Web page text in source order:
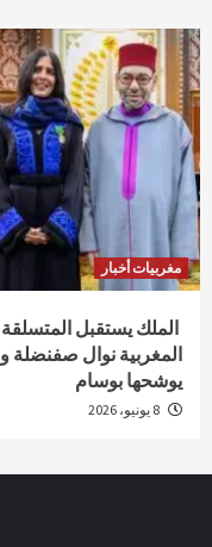
مغربيات أخبار
الملك يستقبل المتسلقة
المغربية نوال صفنضلة و
يوشحها بوسام